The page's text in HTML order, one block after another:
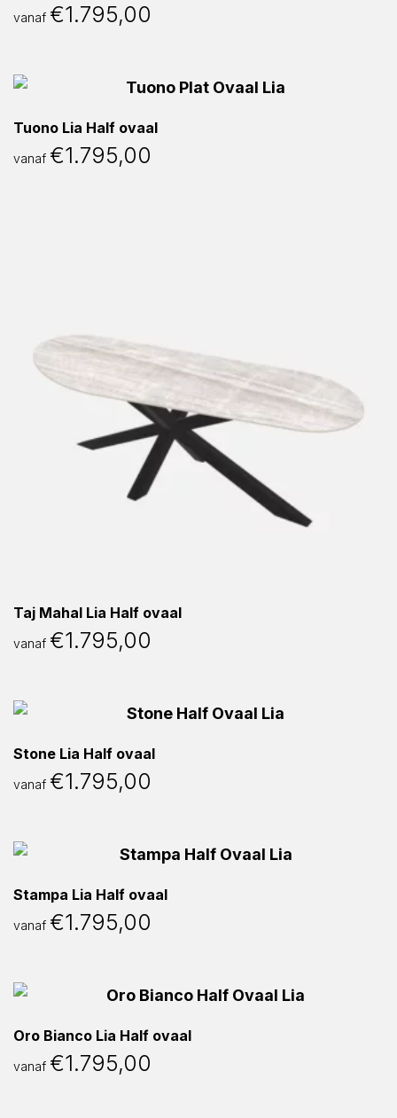
vanaf €1.795,00
Tuono Lia Half ovaal
vanaf €1.795,00
Taj Mahal Lia Half ovaal
vanaf €1.795,00
Stone Lia Half ovaal
vanaf €1.795,00
Stampa Lia Half ovaal
vanaf €1.795,00
Oro Bianco Lia Half ovaal
vanaf €1.795,00